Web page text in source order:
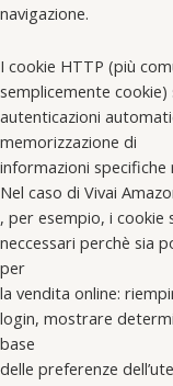
navigazione.
I cookie HTTP (più
semplicemente
autenticazioni
memorizzazione di
informazioni
Nel caso di Vivai
, per esempio, i cookie
neccessari perchè sia
per
la vendita online:
login, mostrare
base
delle preferenze